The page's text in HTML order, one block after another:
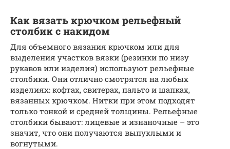
Как вязать крючком рельефный
столбик с накидом
Для объемного вязания крючком или для
выделения участков вязки (резинки по низу
рукавов или изделия) используют рельефные
столбики. Они отлично смотрятся на любых
изделиях: кофтах, свитерах, пальто и шапках,
вязанных крючком. Нитки при этом подходят
только тонкой и средней толщины. Рельефные
столбики бывают: лицевые и изнаночные – это
значит, что они получаются выпуклыми и
вогнутыми.